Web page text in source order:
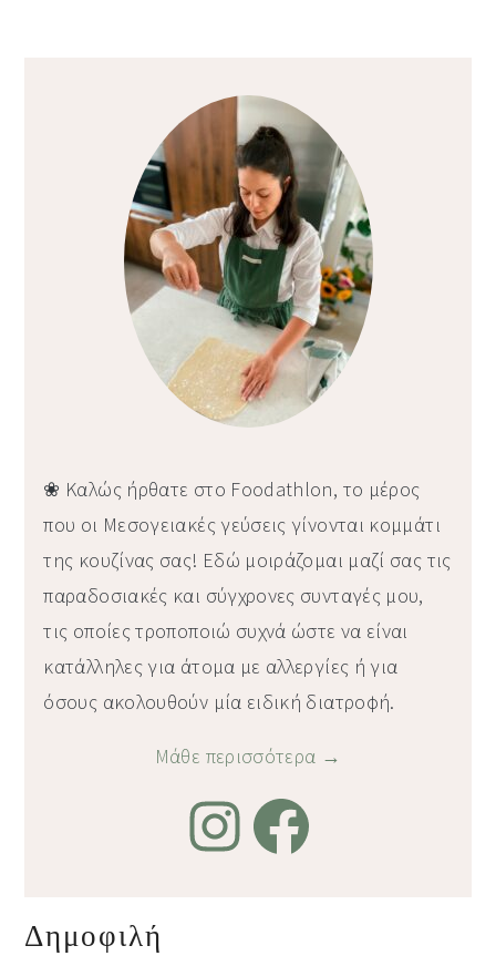
❀ Καλώς ήρθατε στο Foodathlon, το μέρος
που οι Μεσογειακές γεύσεις γίνονται κομμάτι
της κουζίνας σας! Εδώ μοιράζομαι μαζί σας τις
παραδοσιακές και σύγχρονες συνταγές μου,
τις οποίες τροποποιώ συχνά ώστε να είναι
κατάλληλες για άτομα με αλλεργίες ή για
όσους ακολουθούν μία ειδική διατροφή.
Μάθε περισσότερα →
Δημοφιλή